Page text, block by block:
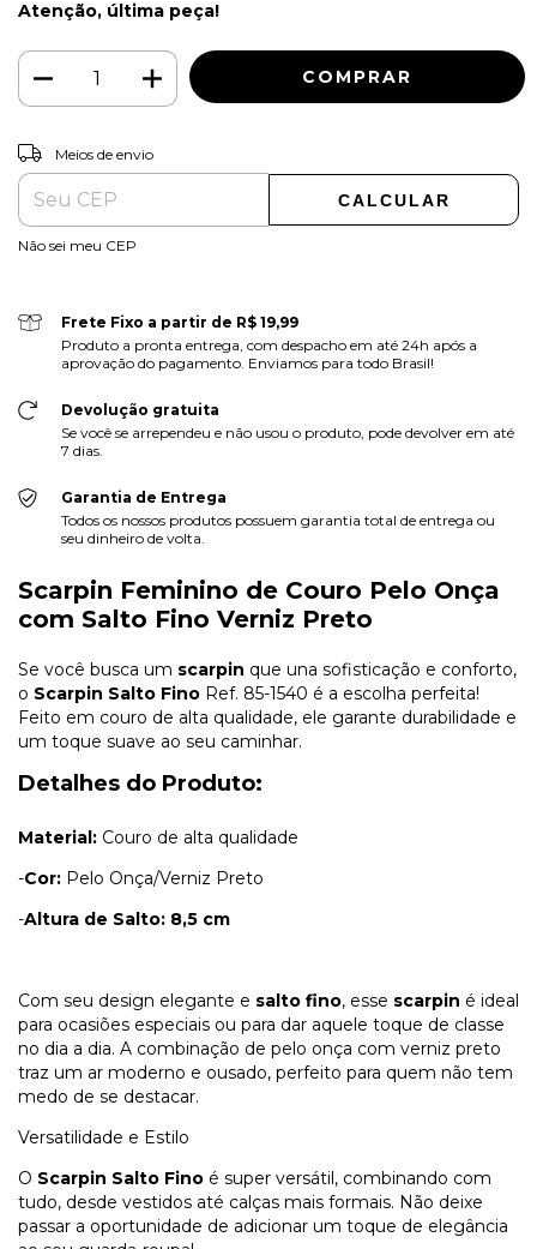
Atenção, última peça!
Entregas para o CEP:
Meios de envio
CALCULAR
Não sei meu CEP
Frete Fixo a partir de R$ 19,99
Produto a pronta entrega, com despacho em até 24h após a
aprovação do pagamento. Enviamos para todo Brasil!
Devolução gratuita
Se você se arrependeu e não usou o produto, pode devolver em até
7 dias.
Garantia de Entrega
Todos os nossos produtos possuem garantia total de entrega ou
seu dinheiro de volta.
Scarpin Feminino de Couro Pelo Onça
com Salto Fino Verniz Preto
Se você busca um scarpin que una sofisticação e conforto,
o Scarpin Salto Fino Ref. 85-1540 é a escolha perfeita!
Feito em couro de alta qualidade, ele garante durabilidade e
um toque suave ao seu caminhar.
Detalhes do Produto:
Material: Couro de alta qualidade
-Cor: Pelo Onça/Verniz Preto
-Altura de Salto: 8,5 cm
Com seu design elegante e salto fino, esse scarpin é ideal
para ocasiões especiais ou para dar aquele toque de classe
no dia a dia. A combinação de pelo onça com verniz preto
traz um ar moderno e ousado, perfeito para quem não tem
medo de se destacar.
Versatilidade e Estilo
O Scarpin Salto Fino é super versátil, combinando com
tudo, desde vestidos até calças mais formais. Não deixe
passar a oportunidade de adicionar um toque de elegância